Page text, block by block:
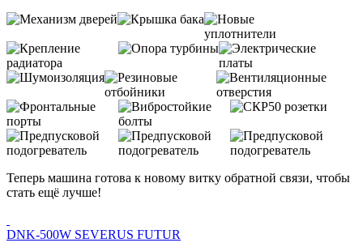
Теперь машина готова к новому витку обратной связи, чтобы
стать ещё лучше!
DNK-500W SEVERUS FUTUR